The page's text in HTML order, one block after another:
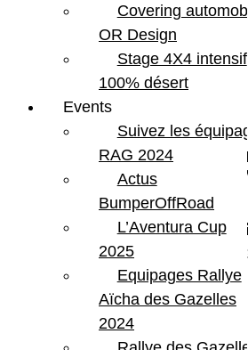
Marques/Falcon/ Amortisseurs
Piggyback (avant arrière) 0-1.5” pour
Amortisseurs Falcon SP 2 3.1
arrière) 0-1.5” pour Jeep
€
Kit de 4 amortisseurs Falcon SP 2
Covering
OR Design
Stage 4X4 intensif
100% désert
Events
Suivez les
RAG 2024
Actus
BumperOffRoad
L’Aventura Cup
2025
Equipages Rallye
Aïcha des Gazelles
2024